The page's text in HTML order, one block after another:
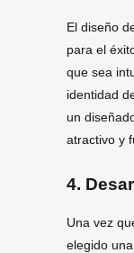
El diseño
para el
que sea
identidad
un
atractivo y
4.
Una vez
elegido